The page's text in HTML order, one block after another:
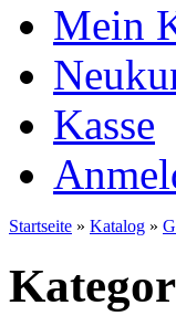
Mein
Kasse
Startseite » Katalog »